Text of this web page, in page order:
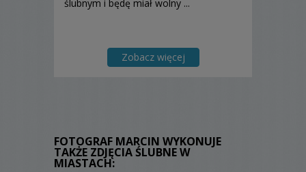
ślubnym i będę miał wolny ...
Zobacz więcej
FOTOGRAF MARCIN WYKONUJE
TAKŻE ZDJĘCIA ŚLUBNE W
MIASTACH: